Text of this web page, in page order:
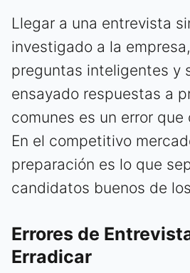
Llegar a una entrevista
investigado a la
preguntas inteligentes y
ensayado respuestas a
comunes es un error
En el competitivo
preparación es lo que
candidatos buenos de
Errores de
Erradicar